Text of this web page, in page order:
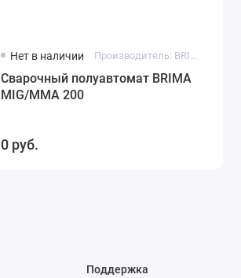
Нет в наличии Производитель: BRIMA
Сварочный полуавтомат BRIMA
MIG/MMA 200
0 руб.
Поддержка